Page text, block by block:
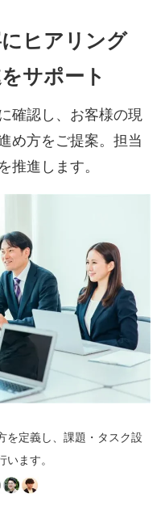
ヒアリング
サポート
確認し、お客様の現
め方をご提案。担当
推進します。
を定義し、課題・タスク設
ます。